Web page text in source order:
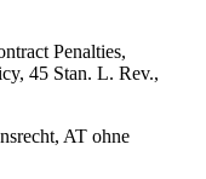
Penalties,
45 Stan. L. Rev.,
AT ohne